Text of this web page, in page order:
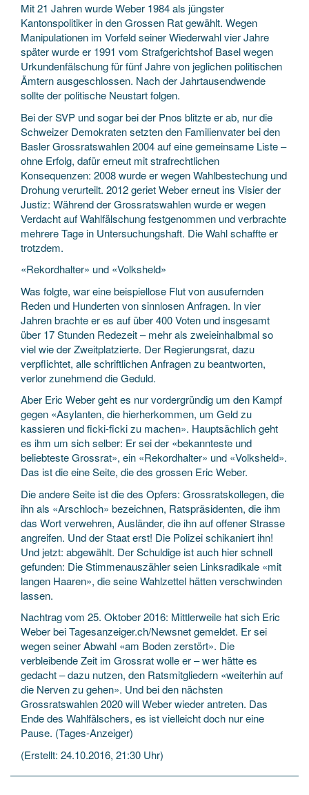
Mit 21 Jahren wurde Weber 1984 als jüngster
Kantonspolitiker in den Grossen Rat gewählt. Wegen
Manipulationen im Vorfeld seiner Wiederwahl vier Jahre
später wurde er 1991 vom Strafgerichtshof Basel wegen
Urkundenfälschung für fünf Jahre von jeglichen politischen
Ämtern ausgeschlossen. Nach der Jahrtausendwende
sollte der politische Neustart folgen.
Bei der SVP und sogar bei der Pnos blitzte er ab, nur die
Schweizer Demokraten setzten den Familien­vater bei den
Basler Grossratswahlen 2004 auf eine gemeinsame Liste –
ohne Erfolg, dafür erneut mit strafrechtlichen
Konsequenzen: 2008 wurde er wegen Wahlbestechung und
Drohung verurteilt. 2012 geriet Weber erneut ins Visier der
Justiz: Während der Grossratswahlen wurde er wegen
Verdacht auf Wahlfälschung festgenommen und verbrachte
mehrere Tage in Unter­suchungshaft. Die Wahl schaffte er
trotzdem.
«Rekordhalter» und «Volksheld»
Was folgte, war eine beispiellose Flut von ausufernden
Reden und Hunderten von sinnlosen Anfragen. In vier
Jahren brachte er es auf über 400 Voten und insgesamt
über 17 Stunden Redezeit – mehr als zweieinhalbmal so
viel wie der Zweitplatzierte. Der Regierungsrat, dazu
verpflichtet, alle schriftlichen Anfragen zu beantworten,
verlor zunehmend die Geduld.
Aber Eric Weber geht es nur vordergründig um den Kampf
gegen «Asylanten, die hierherkommen, um Geld zu
kassieren und ficki-ficki zu machen». Hauptsächlich geht
es ihm um sich selber: Er sei der «bekannteste und
beliebteste Grossrat», ein «Rekordhalter» und «Volksheld».
Das ist die eine Seite, die des grossen Eric Weber.
Die andere Seite ist die des Opfers: Grossratskollegen, die
ihn als «Arschloch» bezeichnen, Ratspräsidenten, die ihm
das Wort verwehren, Ausländer, die ihn auf offener Strasse
angreifen. Und der Staat erst! Die Polizei schikaniert ihn!
Und jetzt: abgewählt. Der Schuldige ist auch hier schnell
gefunden: Die Stimmenauszähler seien Linksradikale «mit
langen Haaren», die seine Wahlzettel hätten verschwinden
lassen.
Nachtrag vom 25. Oktober 2016: Mittlerweile hat sich Eric
Weber bei Tagesanzeiger.ch/Newsnet gemeldet. Er sei
wegen seiner Abwahl «am Boden zerstört». Die
verbleibende Zeit im Grossrat wolle er – wer hätte es
gedacht – dazu nutzen, den Ratsmitgliedern «weiterhin auf
die Nerven zu gehen». Und bei den nächsten
Grossratswahlen 2020 will Weber wieder antreten. Das
Ende des Wahlfälschers, es ist vielleicht doch nur eine
Pause. (Tages-Anzeiger)
(Erstellt: 24.10.2016, 21:30 Uhr)